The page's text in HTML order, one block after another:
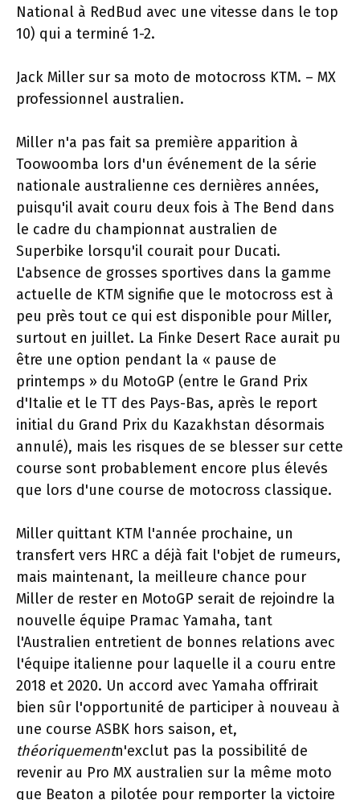
National à RedBud avec une vitesse dans le top
10) qui a terminé 1-2.
Jack Miller sur sa moto de motocross KTM. – MX
professionnel australien.
Miller n'a pas fait sa première apparition à
Toowoomba lors d'un événement de la série
nationale australienne ces dernières années,
puisqu'il avait couru deux fois à The Bend dans
le cadre du championnat australien de
Superbike lorsqu'il courait pour Ducati.
L'absence de grosses sportives dans la gamme
actuelle de KTM signifie que le motocross est à
peu près tout ce qui est disponible pour Miller,
surtout en juillet. La Finke Desert Race aurait pu
être une option pendant la « pause de
printemps » du MotoGP (entre le Grand Prix
d'Italie et le TT des Pays-Bas, après le report
initial du Grand Prix du Kazakhstan désormais
annulé), mais les risques de se blesser sur cette
course sont probablement encore plus élevés
que lors d'une course de motocross classique.
Miller quittant KTM l'année prochaine, un
transfert vers HRC a déjà fait l'objet de rumeurs,
mais maintenant, la meilleure chance pour
Miller de rester en MotoGP serait de rejoindre la
nouvelle équipe Pramac Yamaha, tant
l'Australien entretient de bonnes relations avec
l'équipe italienne pour laquelle il a couru entre
2018 et 2020. Un accord avec Yamaha offrirait
bien sûr l'opportunité de participer à nouveau à
une course ASBK hors saison, et,
théoriquementn'exclut pas la possibilité de
revenir au Pro MX australien sur la même moto
que Beaton a pilotée pour remporter la victoire